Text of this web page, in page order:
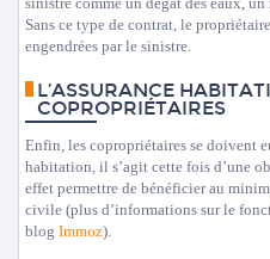
Sans ce type de contrat, le
engendrées par le sinistre.
L’ASSURANCE
COPROPRIÉTAIRES
Enfin, les copropriétaires se doivent
habitation, il s’agit cette fois d’une
effet permettre de bénéficier au
civile (plus d’informations sur le
blog Immoz).